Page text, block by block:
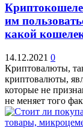
им
какой
14.12.2021 0
Криптовалюты,
криптовалюты,
которые не
не меняет того